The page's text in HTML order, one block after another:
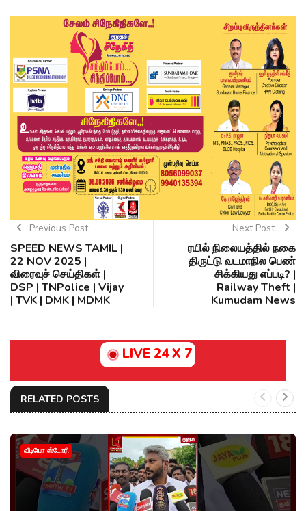
Previous Post
SPEED NEWS TAMIL |
22 NOV 2025 |
விரைவுச் செய்திகள் |
DSP | TNPolice | Vijay
| TVK | DMK | MDMK
Next Post
ரயில் நிலையத்தில் நகை
திருட்டு வடமாநில பெண்
சிக்கியது எப்படி? |
Railway Theft |
Kumudam News
LIVE 24 X 7
RELATED POSTS
வீடியோ ஸ்டோரி